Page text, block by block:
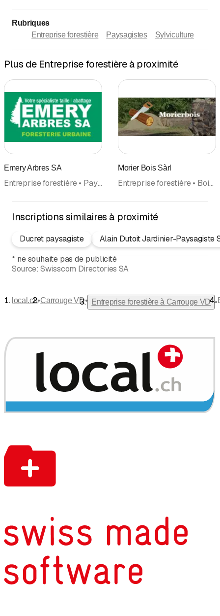
Rubriques
Entreprise forestière
Paysagistes Sylviculture
Plus de Entreprise forestière à proximité
Emery Arbres SA
Entreprise forestière • Paysagistes • Elévateurs Levage • Soins aux arbres • Nacelles élévateurs
Morier Bois Sàrl
Entreprise forestière • Bois de chauffage, bois pour cheminées • Sylviculture
Inscriptions similaires à proximité
Ducret paysagiste
Alain Dutoit Jardinier-Paysagiste
* ne souhaite pas de publicité
Source: Swisscom Directories SA
local.ch•Carrouge VD• Entreprise forestière à Carrouge VD •